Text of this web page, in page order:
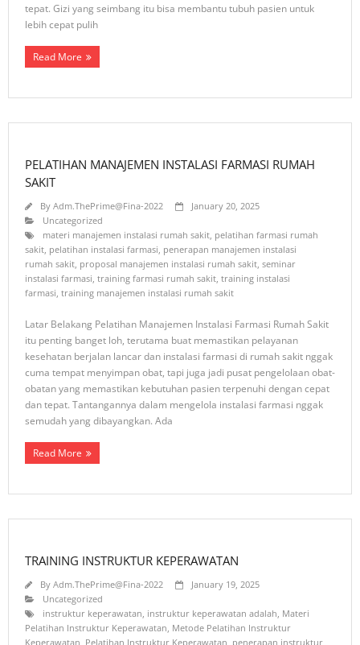
tepat. Gizi yang seimbang itu bisa membantu tubuh pasien untuk
lebih cepat pulih
Read More
PELATIHAN MANAJEMEN INSTALASI FARMASI RUMAH
SAKIT
By Adm.ThePrime@Fina-2022
January 20, 2025
Uncategorized
materi manajemen instalasi rumah sakit, pelatihan farmasi rumah
sakit, pelatihan instalasi farmasi, penerapan manajemen instalasi
rumah sakit, proposal manajemen instalasi rumah sakit, seminar
instalasi farmasi, training farmasi rumah sakit, training instalasi
farmasi, training manajemen instalasi rumah sakit
Latar Belakang Pelatihan Manajemen Instalasi Farmasi Rumah Sakit
itu penting banget loh, terutama buat memastikan pelayanan
kesehatan berjalan lancar dan instalasi farmasi di rumah sakit nggak
cuma tempat menyimpan obat, tapi juga jadi pusat pengelolaan obat-
obatan yang memastikan kebutuhan pasien terpenuhi dengan cepat
dan tepat. Tantangannya dalam mengelola instalasi farmasi nggak
semudah yang dibayangkan. Ada
Read More
TRAINING INSTRUKTUR KEPERAWATAN
By Adm.ThePrime@Fina-2022
January 19, 2025
Uncategorized
instruktur keperawatan, instruktur keperawatan adalah, Materi
Pelatihan Instruktur Keperawatan, Metode Pelatihan Instruktur
Keperawatan Pelatihan Instruktur Keperawatan penerapan instruktur